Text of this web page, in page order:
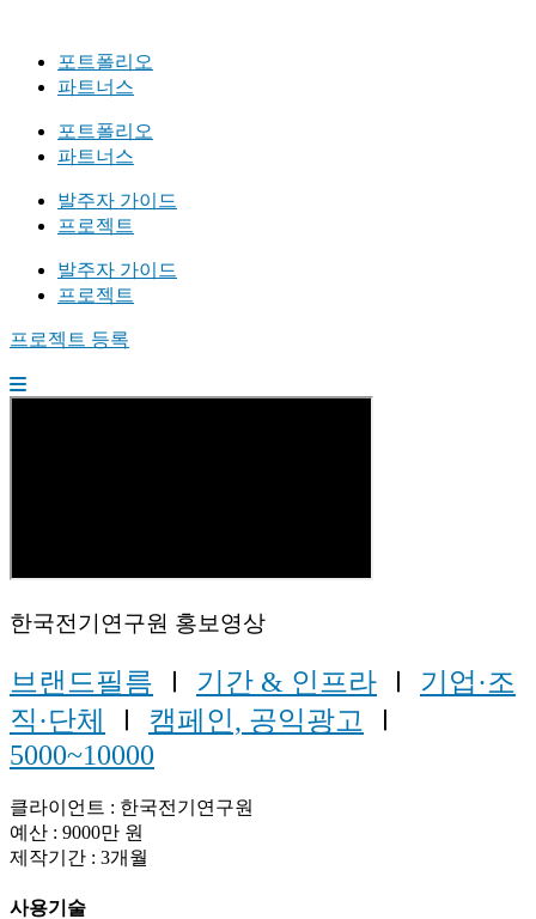
포트폴리오
파트너스
포트폴리오
파트너스
발주자 가이드
프로젝트
발주자 가이드
프로젝트
프로젝트 등록
한국전기연구원 홍보영상
브랜드필름 Ⅰ 기간 & 인프라 Ⅰ 기업·조
직·단체
Ⅰ 캠페인, 공익광고
Ⅰ
5000~10000
클라이언트 : 한국전기연구원
예산 : 9000만 원
제작기간 : 3개월
사용기술